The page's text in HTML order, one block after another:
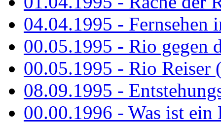
04.04.1995 - Fernsehen
00.05.1995 - Rio gegen
00.05.1995 - Rio Reiser
08.09.1995 -
00.00.1996 - Was ist ein